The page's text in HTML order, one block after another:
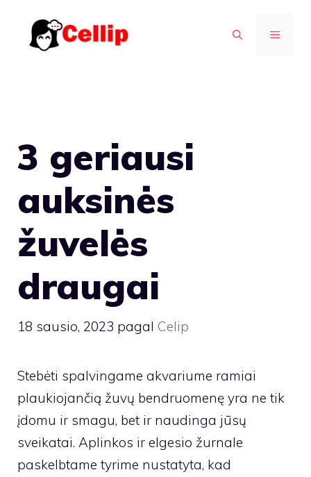
turinio
MENIU
3 geriausi
auksinės
žuvelės
draugai
18 sausio, 2023 pagal Celip
Stebėti spalvingame akvariume ramiai
plaukiojančią žuvų bendruomenę yra ne tik
įdomu ir smagu, bet ir naudinga jūsų
sveikatai. Aplinkos ir elgesio žurnale
paskelbtame tyrime nustatyta, kad